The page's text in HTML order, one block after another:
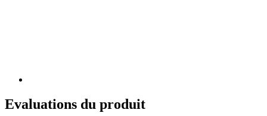
Evaluations du produit